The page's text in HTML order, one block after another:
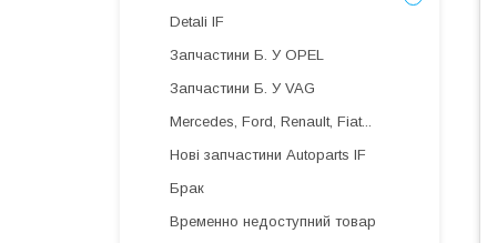
Detali IF
Запчастини Б. У OPEL
Запчастини Б. У VAG
Mercedes, Ford, Renault, Fiat...
Нові запчастини Autoparts IF
Брак
Временно недоступний товар